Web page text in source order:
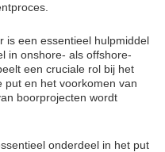
is een essentieel hulpmiddel
in onshore- als offshore-
een cruciale rol bij het
put en het voorkomen van
boorprojecten wordt
onderdeel in het put